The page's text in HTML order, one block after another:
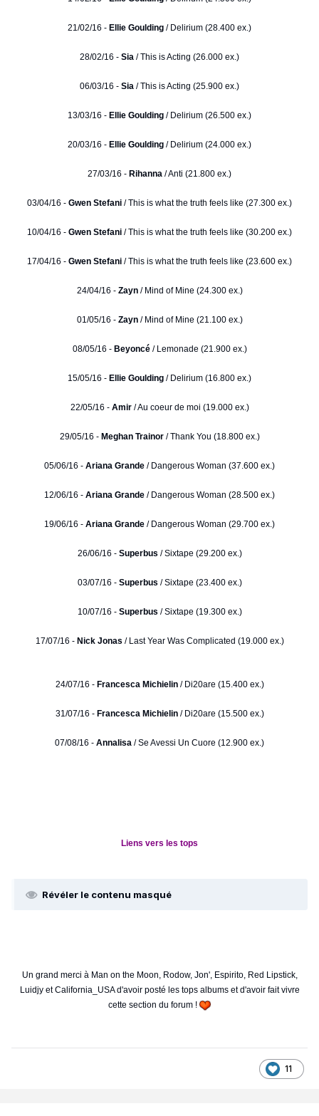
21/02/16 - Ellie Goulding / Delirium (28.400 ex.)
28/02/16 - Sia / This is Acting (26.000 ex.)
06/03/16 - Sia / This is Acting (25.900 ex.)
13/03/16 - Ellie Goulding / Delirium (26.500 ex.)
20/03/16 - Ellie Goulding / Delirium (24.000 ex.)
27/03/16 - Rihanna / Anti (21.800 ex.)
03/04/16 - Gwen Stefani / This is what the truth feels like (27.300 ex.)
10/04/16 - Gwen Stefani / This is what the truth feels like (30.200 ex.)
17/04/16 - Gwen Stefani / This is what the truth feels like (23.600 ex.)
24/04/16 - Zayn / Mind of Mine (24.300 ex.)
01/05/16 - Zayn / Mind of Mine (21.100 ex.)
08/05/16 - Beyoncé / Lemonade (21.900 ex.)
15/05/16 - Ellie Goulding / Delirium (16.800 ex.)
22/05/16 - Amir / Au coeur de moi (19.000 ex.)
29/05/16 - Meghan Trainor/ Thank You (18.800 ex.)
05/06/16 - Ariana Grande / Dangerous Woman (37.600 ex.)
12/06/16 - Ariana Grande / Dangerous Woman (28.500 ex.)
19/06/16 - Ariana Grande / Dangerous Woman (29.700 ex.)
26/06/16 - Superbus / Sixtape (29.200 ex.)
03/07/16 - Superbus / Sixtape (23.400 ex.)
10/07/16 - Superbus / Sixtape (19.300 ex.)
17/07/16 - Nick Jonas / Last Year Was Complicated (19.000 ex.)
24/07/16 - Francesca Michielin/ Di20are (15.400 ex.)
31/07/16 - Francesca Michielin/ Di20are (15.500 ex.)
07/08/16 - Annalisa / Se Avessi Un Cuore (12.900 ex.)
Liens vers les tops
Révéler le contenu masqué
Un grand merci à Man on the Moon, Rodow, Jon', Espirito, Red Lipstick,
Luidjy et California_USA d'avoir posté les tops albums et d'avoir fait vivre
cette section du forum !
11